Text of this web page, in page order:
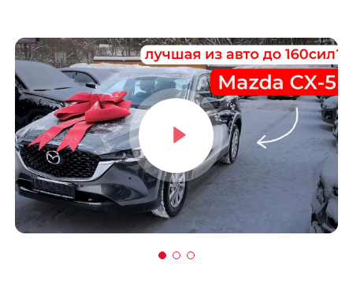
Омск
Воронеж
Пермь
Волгоград
Саратов
Тюмень
Тольятти
Махачкала
Барнаул
Ижевск
Хабаровск
Владивосток